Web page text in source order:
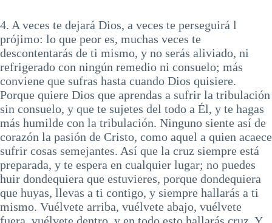
4. A veces te dejará Dios, a veces te perseguirá l
prójimo: lo que peor es, muchas veces te
descontentarás de ti mismo, y no serás aliviado, ni
refrigerado con ningún remedio ni consuelo; más
conviene que sufras hasta cuando Dios quisiere.
Porque quiere Dios que aprendas a sufrir la tribulación
sin consuelo, y que te sujetes del todo a Él, y te hagas
más humilde con la tribulación. Ninguno siente así de
corazón la pasión de Cristo, como aquel a quien acaece
sufrir cosas semejantes. Así que la cruz siempre está
preparada, y te espera en cualquier lugar; no puedes
huir dondequiera que estuvieres, porque dondequiera
que huyas, llevas a ti contigo, y siempre hallarás a ti
mismo. Vuélvete arriba, vuélvete abajo, vuélvete